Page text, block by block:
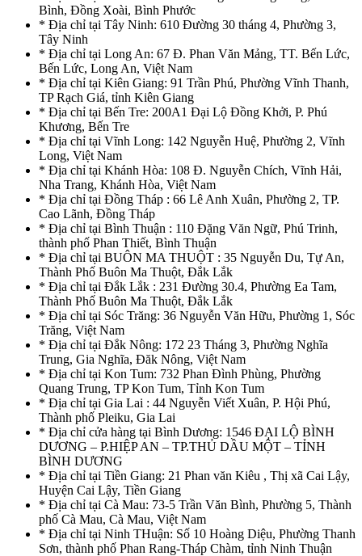
Bình, Đồng Xoài, Bình Phước
* Địa chỉ tại Tây Ninh: 610 Đường 30 tháng 4, Phường 3,
Tây Ninh
* Địa chỉ tại Long An: 67 Đ. Phan Văn Mảng, TT. Bến Lức,
Bến Lức, Long An, Việt Nam
* Địa chỉ tại Kiên Giang: 91 Trần Phú, Phường Vĩnh Thanh,
TP Rạch Giá, tỉnh Kiên Giang
* Địa chỉ tại Bến Tre: 200A1 Đại Lộ Đồng Khởi, P. Phú
Khương, Bến Tre
* Địa chỉ tại Vĩnh Long: 142 Nguyễn Huệ, Phường 2, Vĩnh
Long, Việt Nam
* Địa chỉ tại Khánh Hòa: 108 Đ. Nguyễn Chích, Vĩnh Hải,
Nha Trang, Khánh Hòa, Việt Nam
* Địa chỉ tại Đồng Tháp : 66 Lê Anh Xuân, Phường 2, TP.
Cao Lãnh, Đồng Tháp
* Địa chỉ tại Bình Thuận : 110 Đặng Văn Ngữ, Phú Trinh,
thành phố Phan Thiết, Bình Thuận
* Địa chỉ tại BUÔN MA THUỘT : 35 Nguyễn Du, Tự An,
Thành Phố Buôn Ma Thuột, Đắk Lắk
* Địa chỉ tại Đắk Lắk : 231 Đường 30.4, Phường Ea Tam,
Thành Phố Buôn Ma Thuột, Đắk Lắk
* Địa chỉ tại Sóc Trăng: 36 Nguyễn Văn Hữu, Phường 1, Sóc
Trăng, Việt Nam
* Địa chỉ tại Đắk Nông: 172 23 Tháng 3, Phường Nghĩa
Trung, Gia Nghĩa, Đăk Nông, Việt Nam
* Địa chỉ tại Kon Tum: 732 Phan Đình Phùng, Phường
Quang Trung, TP Kon Tum, Tỉnh Kon Tum
* Địa chỉ tại Gia Lai : 44 Nguyễn Viết Xuân, P. Hội Phú,
Thành phố Pleiku, Gia Lai
* Địa chỉ cửa hàng tại Bình Dương: 1546 ĐẠI LỘ BÌNH
DƯƠNG – P.HIỆP AN – TP.THỦ DẦU MỘT – TỈNH
BÌNH DƯƠNG
* Địa chỉ tại Tiền Giang: 21 Phan văn Kiêu , Thị xã Cai Lậy,
Huyện Cai Lậy, Tiền Giang
* Địa chỉ tại Cà Mau: 73-5 Trần Văn Bình, Phường 5, Thành
phố Cà Mau, Cà Mau, Việt Nam
* Địa chỉ tại Ninh THuận: Số 10 Hoàng Diệu, Phường Thanh
Sơn, thành phố Phan Rang-Tháp Chàm, tỉnh Ninh Thuận